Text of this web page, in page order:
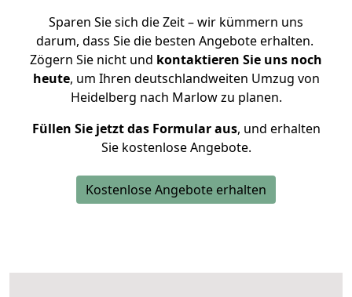
Sparen Sie sich die Zeit – wir kümmern uns
darum, dass Sie die besten Angebote erhalten.
Zögern Sie nicht und kontaktieren Sie uns noch
heute, um Ihren deutschlandweiten Umzug von
Heidelberg nach Marlow zu planen.
Füllen Sie jetzt das Formular aus, und erhalten
Sie kostenlose Angebote.
Kostenlose Angebote erhalten